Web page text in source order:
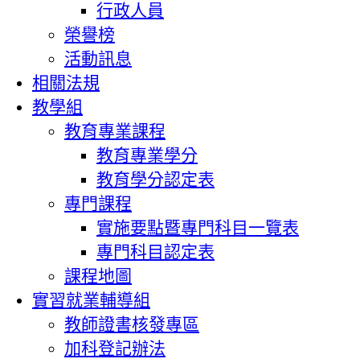
行政人員
榮譽榜
活動訊息
相關法規
教學組
教育專業課程
教育專業學分
教育學分認定表
專門課程
實施要點暨專門科目一覽表
專門科目認定表
課程地圖
實習就業輔導組
教師證書核發專區
加科登記辦法